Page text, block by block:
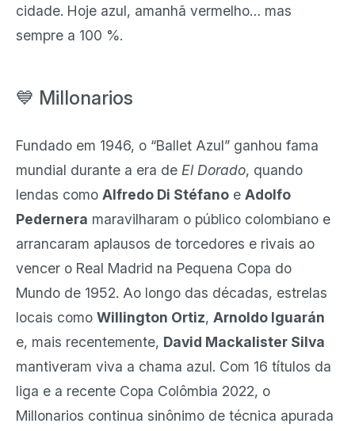
cidade. Hoje azul, amanhã vermelho… mas
sempre a 100 %.
💙 Millonarios
Fundado em 1946, o “Ballet Azul” ganhou fama
mundial durante a era de El Dorado, quando
lendas como Alfredo Di Stéfano e Adolfo
Pedernera maravilharam o público colombiano e
arrancaram aplausos de torcedores e rivais ao
vencer o Real Madrid na Pequena Copa do
Mundo de 1952. Ao longo das décadas, estrelas
locais como Willington Ortiz, Arnoldo Iguarán
e, mais recentemente, David Mackalister Silva
mantiveram viva a chama azul. Com 16 títulos da
liga e a recente Copa Colômbia 2022, o
Millonarios continua sinônimo de técnica apurada